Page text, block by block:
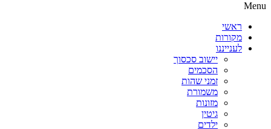
Menu
ראשי
מקורות
לענייננו
יישוב סכסוך
הסכמים
זמני שהות
משמורת
מזונות
גיטין
ילדים